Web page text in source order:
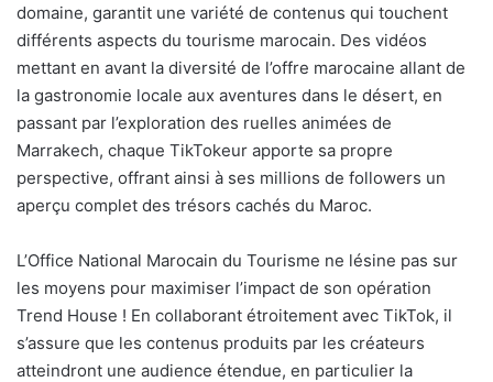
domaine, garantit une variété de contenus qui touchent
différents aspects du tourisme marocain. Des vidéos
mettant en avant la diversité de l’offre marocaine allant de
la gastronomie locale aux aventures dans le désert, en
passant par l’exploration des ruelles animées de
Marrakech, chaque TikTokeur apporte sa propre
perspective, offrant ainsi à ses millions de followers un
aperçu complet des trésors cachés du Maroc.
L’Office National Marocain du Tourisme ne lésine pas sur
les moyens pour maximiser l’impact de son opération
Trend House ! En collaborant étroitement avec TikTok, il
s’assure que les contenus produits par les créateurs
atteindront une audience étendue, en particulier la